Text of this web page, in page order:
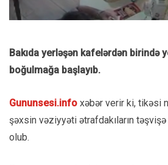
Bakıda yerləşən kafelərdən birində
boğulmağa başlayıb.
Gununsesi.info xəbər verir ki, tikəsi
şəxsin vəziyyəti ətrafdakıların
olub.